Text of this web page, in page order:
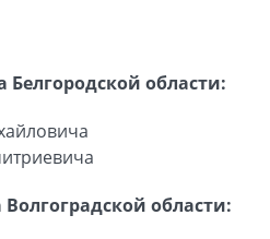
Белгородской области:
области: